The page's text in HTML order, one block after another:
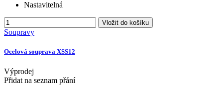
Nastavitelná
Vložit do košíku
Soupravy
Ocelová souprava XSS12
Výprodej
Přidat na seznam přání